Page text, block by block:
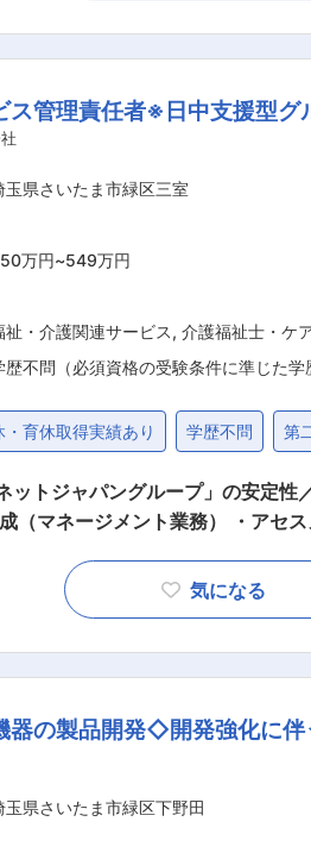
力 ・大手スーパーや食品メーカーの設備を担当 ・社会インフラを支える
ら現場対応まで幅広く経験できる ・未経験
専門メーカー ⇒設計・施工・維
ーや食品メーカーをはじめ、多くの企
ス管理責任者※日中支援型
玉県さいたま市緑区三室
万円~549万円
祉・介護関連サービス, 介護福祉士・ケ
歴不問（必須資格の受験条件に準じた学
・育休取得実績あり 学歴不問 第
パングループ」の安定性／賞与年2回／原
マネージメント業務） ・アセス
指している、とてもユニークで志の高い企業です。
ース事業」「小型家電リサイク
に基づき正しいルートでパソコン
が両立された持続可能な「偉大な
気になる
器の製品開発◇開発強化に
玉県さいたま市緑区下野田